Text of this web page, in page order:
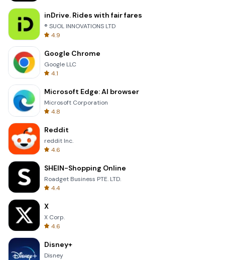
inDrive. Rides with fair fares
® SUOL INNOVATIONS LTD
4.9
Google Chrome
Google LLC
4.1
Microsoft Edge: AI browser
Microsoft Corporation
4.8
Reddit
reddit Inc.
4.6
SHEIN-Shopping Online
Roadget Business PTE. LTD.
4.4
X
X Corp.
4.6
Disney+
Disney